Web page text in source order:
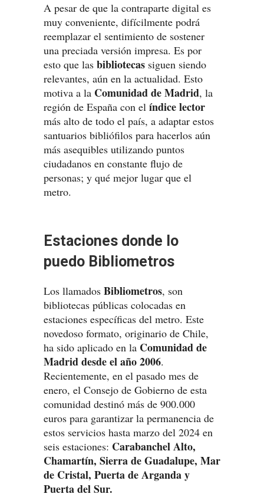
A pesar de que la contraparte digital es
muy conveniente, difícilmente podrá
reemplazar el sentimiento de sostener
una preciada versión impresa. Es por
esto que las bibliotecas siguen siendo
relevantes, aún en la actualidad. Esto
motiva a la Comunidad de Madrid, la
región de España con el índice lector
más alto de todo el país, a adaptar estos
santuarios bibliófilos para hacerlos aún
más asequibles utilizando puntos
ciudadanos en constante flujo de
personas; y qué mejor lugar que el
metro.
Estaciones donde lo
puedo Bibliometros
Los llamados Bibliometros, son
bibliotecas públicas colocadas en
estaciones específicas del metro. Este
novedoso formato, originario de Chile,
ha sido aplicado en la Comunidad de
Madrid desde el año 2006.
Recientemente, en el pasado mes de
enero, el Consejo de Gobierno de esta
comunidad destinó más de 900.000
euros para garantizar la permanencia de
estos servicios hasta marzo del 2024 en
seis estaciones: Carabanchel Alto,
Chamartín, Sierra de Guadalupe, Mar
de Cristal, Puerta de Arganda y
Puerta del Sur.